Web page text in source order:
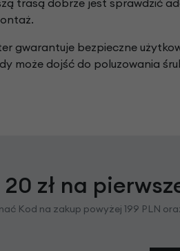
gwarantuje bezpieczne
może dojść do poluzowania
zł na
Kod na zakup powyżej 199 PLN